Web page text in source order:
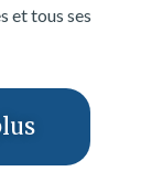
et tous ses